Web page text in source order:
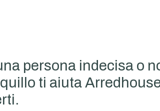
persona indecisa o
ti aiuta